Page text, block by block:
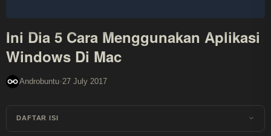
Ini Dia 5 Cara Menggunakan Aplikasi
Windows Di Mac
Androbuntu·27 July 2017
DAFTAR ISI